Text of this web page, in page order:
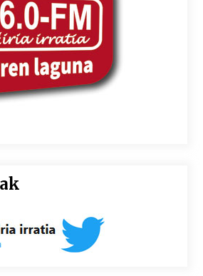
07/03
#297: Bide, Boards Of Canada, Somak,
Twisted Teens, Underscores, Habia
07/02